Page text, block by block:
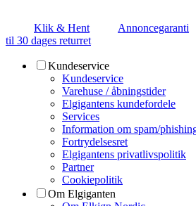
Klik & Hent Annoncegaranti
til 30 dages returret
Kundeservice
Kundeservice
Varehuse / åbningstider
Elgigantens kundefordele
Services
Information om spam/
Fortrydelsesret
Elgigantens privatlivspolitik
Partner
Cookiepolitik
Om Elgiganten